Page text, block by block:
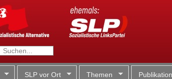
SLP vor Ort Themen